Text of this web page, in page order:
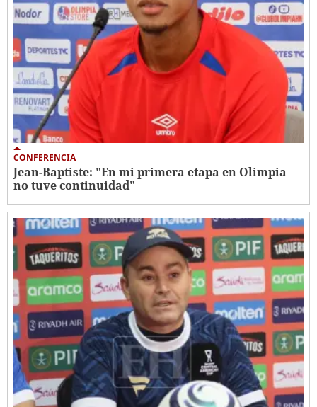
CONFERENCIA
Jean-Baptiste: "En mi primera etapa en Olimpia
no tuve continuidad"